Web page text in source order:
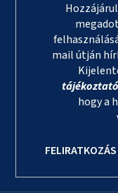
mail útján
hogy a
FELIRATKOZÁS